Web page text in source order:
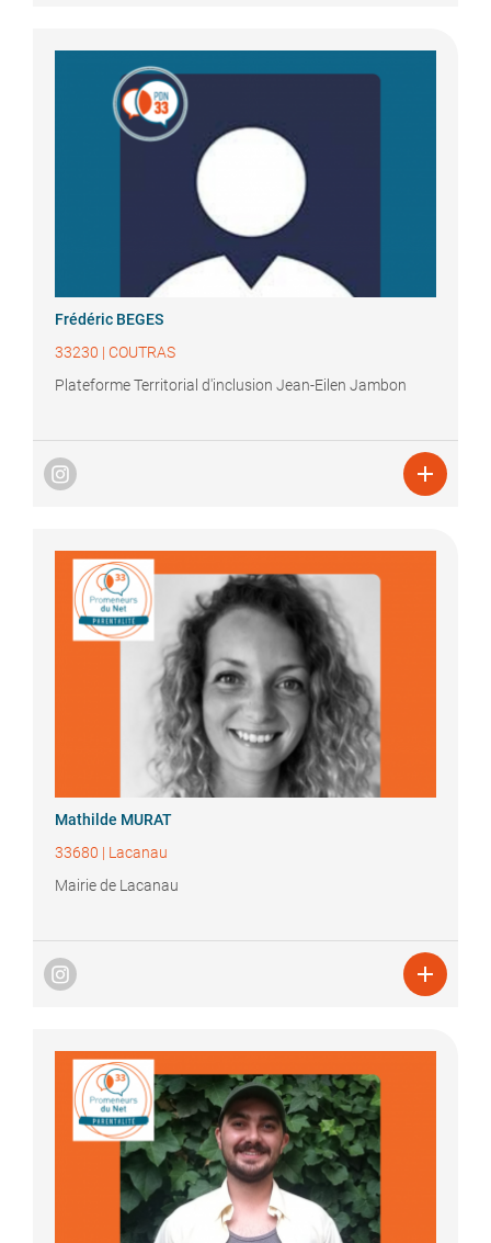
Frédéric BEGES
33230 | COUTRAS
Plateforme Territorial d'inclusion Jean-Eilen Jambon

Mathilde MURAT
33680 | Lacanau
Mairie de Lacanau
